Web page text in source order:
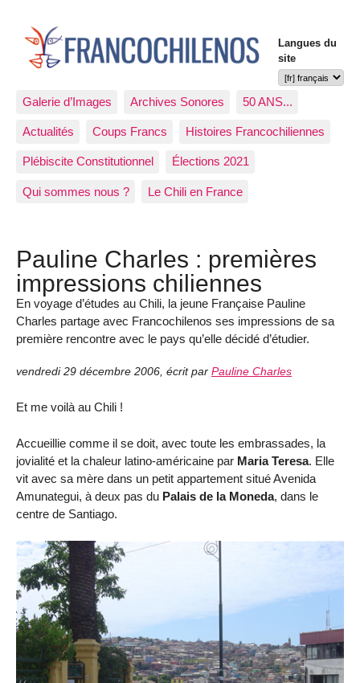
Langues du
site
Galerie d’Images Archives Sonores 50 ANS...
Actualités Coups Francs Histoires Francochiliennes
Plébiscite Constitutionnel Élections 2021
Qui sommes nous ? Le Chili en France
Pauline Charles : premières
impressions chiliennes
En voyage d’études au Chili, la jeune Française Pauline
Charles partage avec Francochilenos ses impressions de sa
première rencontre avec le pays qu’elle décidé d’étudier.
vendredi 29 décembre 2006, écrit par Pauline Charles
Et me voilà au Chili !
Accueillie comme il se doit, avec toute les embrassades, la
jovialité et la chaleur latino-américaine par Maria Teresa. Elle
vit avec sa mère dans un petit appartement situé Avenida
Amunategui, à deux pas du Palais de la Moneda, dans le
centre de Santiago.